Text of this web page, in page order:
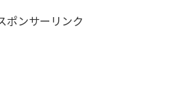
ポンサーリンク